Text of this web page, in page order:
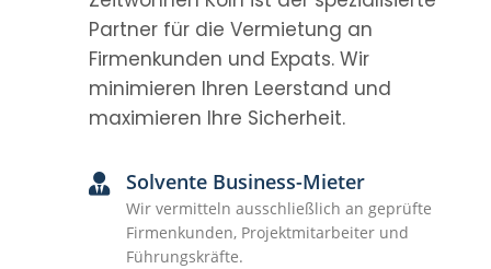
Partner für die Vermietung an
Firmenkunden und Expats. Wir
minimieren Ihren Leerstand und
maximieren Ihre Sicherheit.
Solvente Business-Mieter
Wir vermitteln ausschließlich an geprüfte
Firmenkunden, Projektmitarbeiter und
Führungskräfte.